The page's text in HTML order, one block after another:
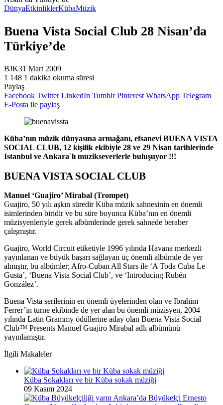
DünyaEtkinliklerKübaMüzik
Buena Vista Social Club 28 Nisan’da
Türkiye’de
BJK31 Mart 2009
1 148 1 dakika okuma süresi
Paylaş
Facebook Twitter LinkedIn Tumblr Pinterest WhatsApp Telegram
E-Posta ile paylaş
Küba’nın müzik dünyasına armağanı, efsanevi BUENA VISTA
SOCIAL CLUB, 12 kişilik ekibiyle 28 ve 29 Nisan tarihlerinde
Istanbul ve Ankara`lı muzikseverlerle buluşuyor !!!
BUENA VISTA SOCIAL CLUB
Manuel ‘Guajiro’ Mirabal (Trompet)
Guajiro, 50 yılı aşkın süredir Küba müzik sahnesinin en önemli
isimlerinden biridir ve bu süre boyunca Küba’nın en önemli
müzisyenleriyle gerek albümlerinde gerek sahnede beraber
çalışmıştır.
Guajiro, World Circuit etiketiyle 1996 yılında Havana merkezli
yayınlanan ve büyük başarı sağlayan üç önemli albümde de yer
almıştır, bu albümler; Afro-Cuban All Stars ile ‘A Toda Cuba Le
Gusta’, ‘Buena Vista Social Club’, ve ‘Introducing Rubén
González’.
Buena Vista serilerinin en önemli üyelerinden olan ve Ibrahim
Ferrer’in turne ekibinde de yer alan bu önemli müzisyen, 2004
yılında Latin Grammy ödüllerine aday olan Buena Vista Social
Club™ Presents Manuel Guajiro Mirabal adlı albümünü
yayınlamıştır.
İlgili Makaleler
Küba Sokakları ve bir Küba sokak müziği
09 Kasım 2024